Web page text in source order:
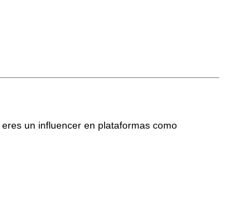
un influencer en plataformas como